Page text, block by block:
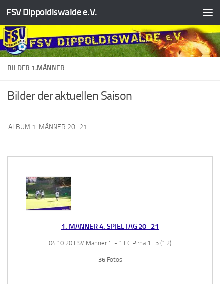
Zum Inhalt springen
FSV Dippoldiswalde e.V.
BILDER 1.MÄNNER
Bilder der aktuellen Saison
ALBUM 1. MÄNNER 20_21
1. MÄNNER 4. SPIELTAG 20_21
04.10.20 FSV Männer 1. - 1.FC Pirna 1 : 5 (1:2)
36Fotos